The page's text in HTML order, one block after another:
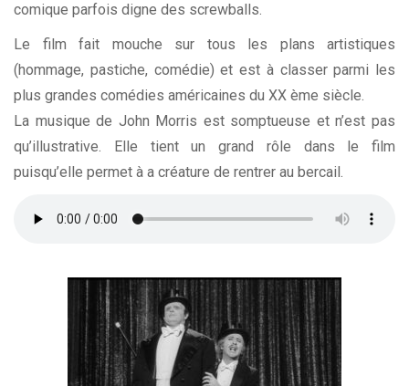
comique parfois digne des screwballs.
Le film fait mouche sur tous les plans artistiques
(hommage, pastiche, comédie) et est à classer parmi les
plus grandes comédies américaines du XX ème siècle.
La musique de John Morris est somptueuse et n’est pas
qu’illustrative. Elle tient un grand rôle dans le film
puisqu’elle permet à a créature de rentrer au bercail.